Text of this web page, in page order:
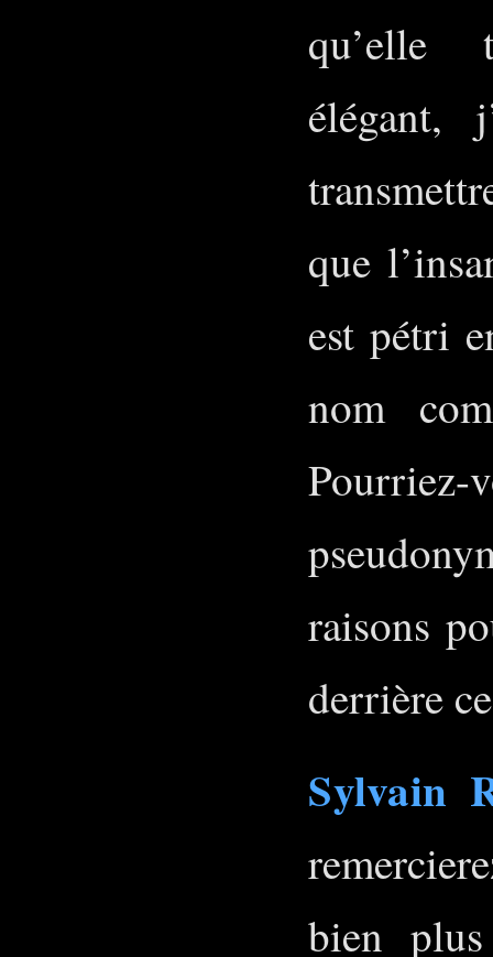
qu’elle
élégant,
que
est pétri
nom
raisons
derrière
Sylvain
bien